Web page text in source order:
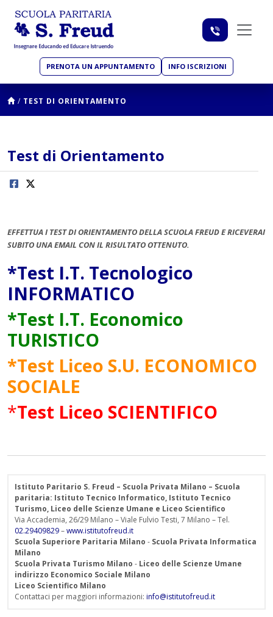
PRENOTA UN APPUNTAMENTO INFO ISCRIZIONI
/ TEST DI ORIENTAMENTO
Test di Orientamento
EFFETTUA I TEST DI ORIENTAMENTO DELLA SCUOLA FREUD E RICEVERAI
SUBITO UNA EMAIL CON IL RISULTATO OTTENUTO.
*Test I.T. Tecnologico
INFORMATICO
*Test I.T. Economico
TURISTICO
*Test Liceo S.U. ECONOMICO
SOCIALE
*Test Liceo SCIENTIFICO
Istituto Paritario S. Freud – Scuola Privata Milano – Scuola
paritaria: Istituto Tecnico Informatico, Istituto Tecnico
Turismo, Liceo delle Scienze Umane e Liceo Scientifico
Via Accademia, 26/29 Milano – Viale Fulvio Testi, 7 Milano – Tel.
02.29409829–www.istitutofreud.it
Scuola Superiore Paritaria Milano - Scuola Privata Informatica
Milano
Scuola Privata Turismo Milano - Liceo delle Scienze Umane
indirizzo Economico Sociale Milano
Liceo Scientifico Milano
Contattaci per maggiori informazioni: info@istitutofreud.it